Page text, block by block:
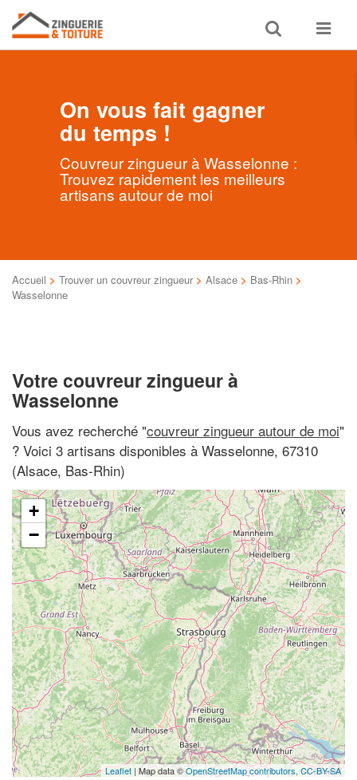
Toggle
search
Toggle
On vous fait gagner
du temps !
Couvreur zingueur à Wasselonne :
Trouvez rapidement les meilleurs
artisans autour de moi
Accueil > Trouver un couvreur zingueur > Alsace > Bas-Rhin >
Wasselonne
Votre couvreur zingueur à
Wasselonne
Vous avez recherché "couvreur zingueur autour de moi"
? Voici 3 artisans disponibles à Wasselonne, 67310
(Alsace, Bas-Rhin)
+
−
Leaflet | Map data ©OpenStreetMap contributors, CC-BY-SA